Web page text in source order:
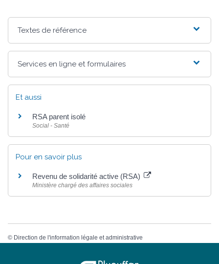
Textes de référence
Services en ligne et formulaires
Et aussi
RSA parent isolé
Social - Santé
Pour en savoir plus
Revenu de solidarité active (RSA)
Ministère chargé des affaires sociales
© Direction de l'information légale et administrative